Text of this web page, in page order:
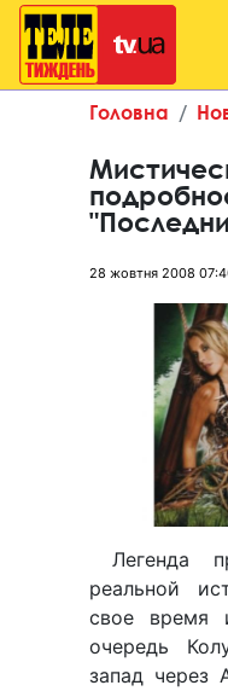
Головна
28 жовтня 2008
Легенда
реальной
свое время
очередь
запад через